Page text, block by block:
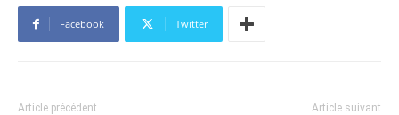
Facebook Twitter
Article précédent Article suivant